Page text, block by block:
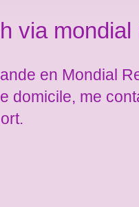
via mondial
en Mondial
domicile, me